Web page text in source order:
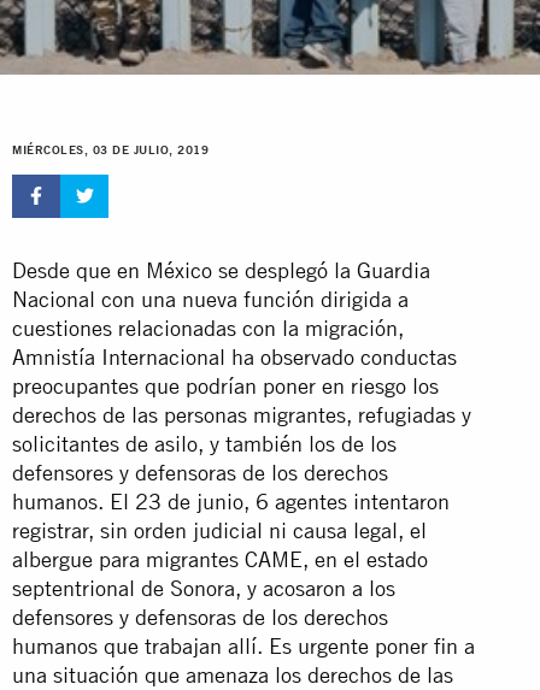
MIÉRCOLES, 03 DE JULIO, 2019
Desde que en México se desplegó la Guardia
Nacional con una nueva función dirigida a
cuestiones relacionadas con la migración,
Amnistía Internacional ha observado conductas
preocupantes que podrían poner en riesgo los
derechos de las personas migrantes, refugiadas y
solicitantes de asilo, y también los de los
defensores y defensoras de los derechos
humanos. El 23 de junio, 6 agentes intentaron
registrar, sin orden judicial ni causa legal, el
albergue para migrantes CAME, en el estado
septentrional de Sonora, y acosaron a los
defensores y defensoras de los derechos
humanos que trabajan allí. Es urgente poner fin a
una situación que amenaza los derechos de las